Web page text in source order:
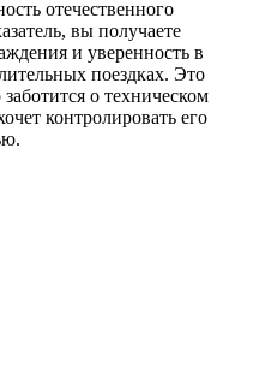
отечественного
вы получаете
и уверенность в
поездках. Это
о техническом
контролировать его